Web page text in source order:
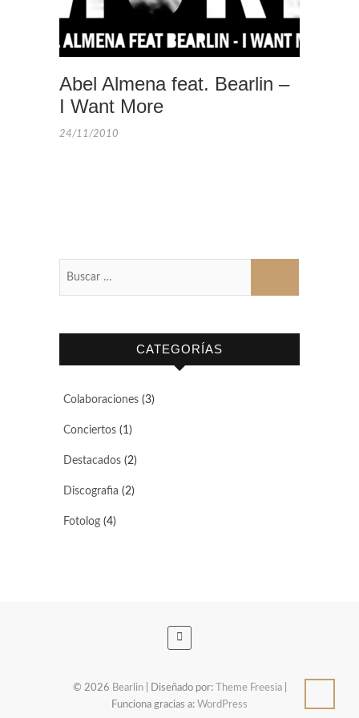
Abel Almena feat. Bearlin –
I Want More
24/11/2010
CATEGORÍAS
Colaboraciones (3)
Conciertos (1)
Destacados (2)
Discografia (2)
Fotolog (4)
© 2026 Bearlin| Diseñado por: Theme Freesia|
Funciona gracias a: WordPress